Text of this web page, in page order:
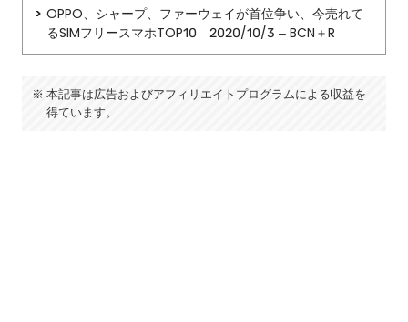
OPPO、シャープ、ファーウェイが首位争い、今売れて
るSIMフリースマホTOP10 2020/10/3 – BCN＋R
本記事は広告およびアフィリエイトプログラムによる収益を
得ています。